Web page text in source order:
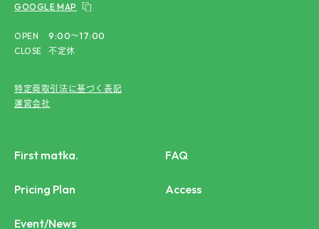
GOOGLE MAP
OPEN
9:00〜17:00
CLOSE
不定休
特定商取引法に基づく表記
運営会社
First matka.
Pricing Plan
Event/News
FAQ
Access